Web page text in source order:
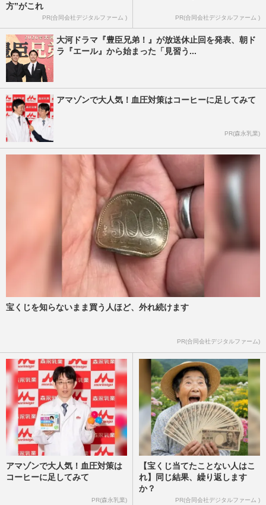
方”がこれ
PR(合同会社デジタルファーム ) PR(合同会社デジタルファーム )
大河ドラマ『豊臣兄弟！』が放送休止回を発表、朝ド
ラ『エール』から始まった「見習う...
アマゾンで大人気！血圧対策はコーヒーに足してみて
PR(森永乳業)
宝くじを知らないまま買う人ほど、外れ続けます
PR(合同会社デジタルファーム)
アマゾンで大人気！血圧対策は
コーヒーに足してみて
PR(森永乳業)
【宝くじ当てたことない人はこ
れ】同じ結果、繰り返します
か？
PR(合同会社デジタルファーム )